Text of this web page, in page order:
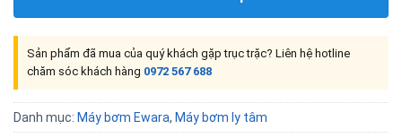
Sản phẩm đã mua của quý khách gặp trục trặc? Liên hệ hotline
chăm sóc khách hàng 0972 567 688
Danh mục: Máy bơm Ewara, Máy bơm ly tâm